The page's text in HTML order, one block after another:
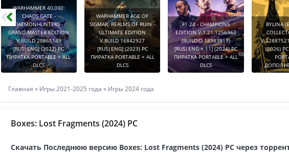
WARHAMMER 40,000:
CHAOS GATE -
DAEMONHUNTERS -
GRAND MASTER EDITION
V.BUILD 20865149
[RUS|ENG] (2022) PC
ПИРАТКА PORTABLE + ALL
DLCS
WARHAMMER AGE OF
SIGMAR: REALMS OF RUIN -
ULTIMATE EDITION
V.BUILD 16842927
[RUS|ENG] (2023) PC
ПИРАТКА PORTABLE + ALL
DLCS
F1 24 - CHAMPIONS
EDITION V.1.21.1256962
(BUILDID 18983819)
[RUS|ENG + 11] (2024) PC
ПИРАТКА PORTABLE + ALL
DLCS
BYLINA
(2026)
Главная » Игры 2021-2025 года » Игры 2024 года
Boxes: Lost Fragments (2024) PC
Скачать Последнюю версию Boxes: Lost Fragments (2024) PC через